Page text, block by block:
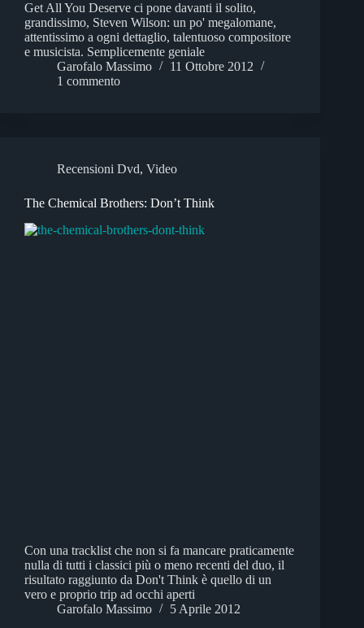
Get All You Deserve ci pone davanti il solito,
grandissimo, Steven Wilson: un po' megalomane,
attentissimo a ogni dettaglio, talentuoso compositore
e musicista. Semplicemente geniale
Garofalo Massimo
11 Ottobre 2012
1 commento
Recensioni Dvd, Video
The Chemical Brothers: Don’t Think
Con una tracklist che non si fa mancare praticamente
nulla di tutti i classici più o meno recenti del duo, il
risultato raggiunto da Don't Think è quello di un
vero e proprio trip ad occhi aperti
Garofalo Massimo
5 Aprile 2012